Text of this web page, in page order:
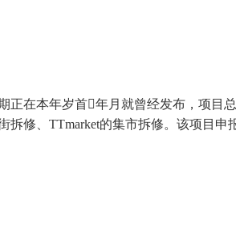
本年岁首年月就曾经发布，项目总
修、TTmarket的集市拆修。该项目申